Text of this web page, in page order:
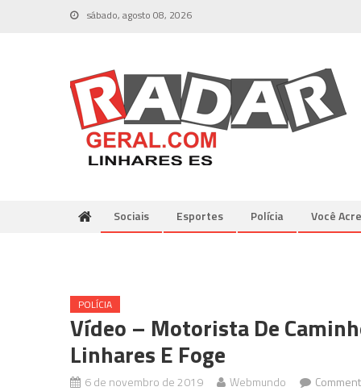
sábado, agosto 08, 2026
Sociais Esportes Polícia Você
POLÍCIA
Vídeo – Motorista De
Linhares E Foge
6 de novembro de 2019 Webmundo